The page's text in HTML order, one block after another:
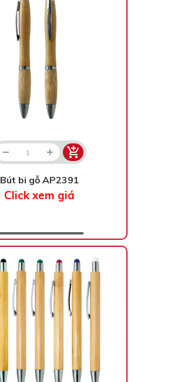
Bút bi gỗ AP2391
Click xem giá